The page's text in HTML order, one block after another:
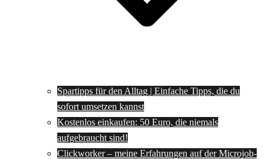
Spartipps für den Alltag | Einfache Tipps, die du
sofort umsetzen kannst
Kostenlos einkaufen: 50 Euro, die niemals
aufgebraucht sind!
Clickworker – meine Erfahrungen auf der Microjob-